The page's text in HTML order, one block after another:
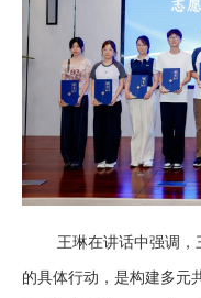
王琳在讲话中强调
的具体行动，是构建多元